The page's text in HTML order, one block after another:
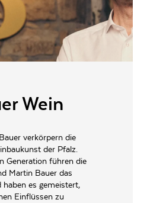
6.1
g/l
Schraubverschluss
4.5 l
Emil Bauer GbR,
Walsheimer Straße 18 76829
Landau-Nußdorf
Wein
verkörpern die
der Pfalz.
Generation führen die
Martin Bauer das
haben es gemeistert,
Einflüssen zu